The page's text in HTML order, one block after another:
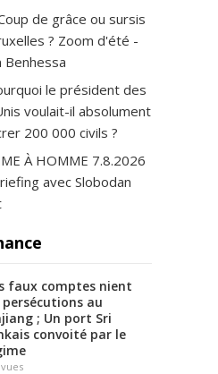
de grâce ou sursis
? Zoom d'été -
Benhessa
le président des
voulait-il absolument
200 000 civils ?
À HOMME 7.8.2026
avec Slobodan
faux comptes nient
persécutions au
; Un port Sri
convoité par le
vues